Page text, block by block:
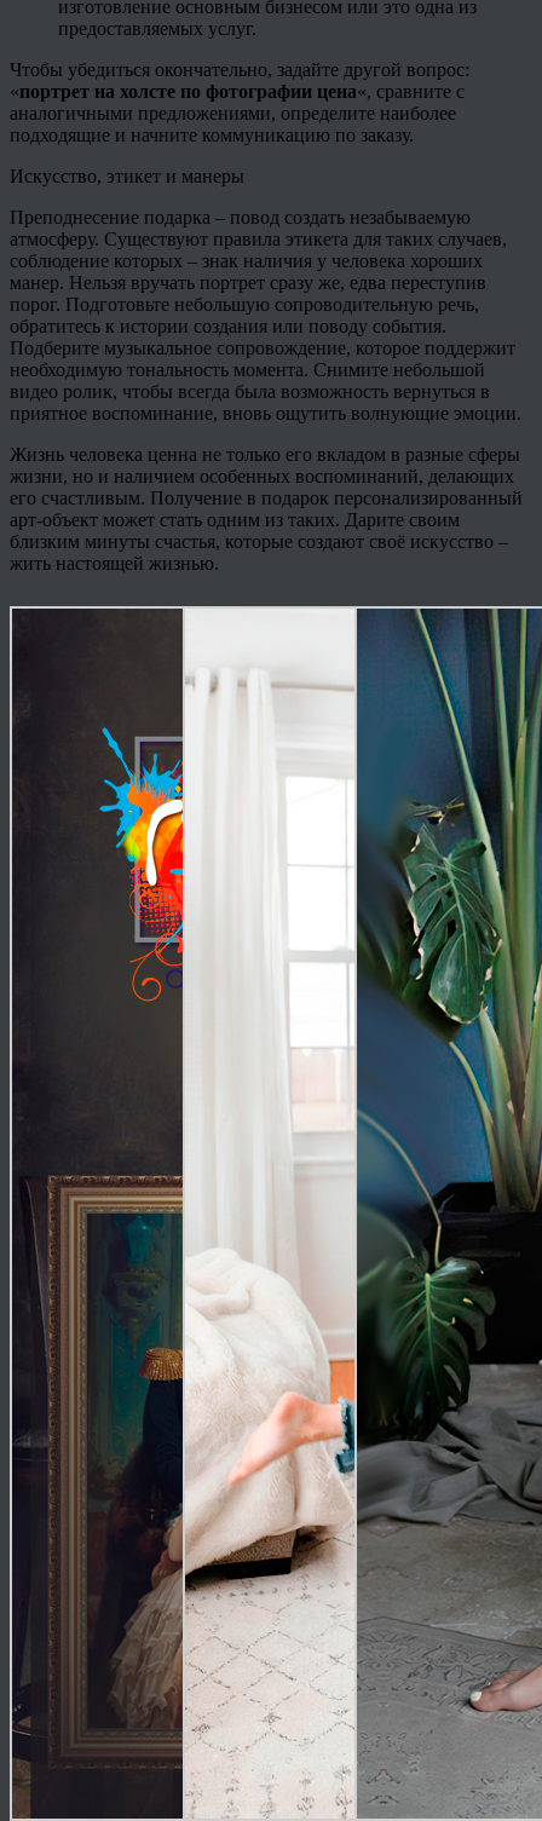
изготовление основным бизнесом или это одна из
предоставляемых услуг.
Чтобы убедиться окончательно, задайте другой вопрос:
«портрет на холсте по фотографии цена«, сравните с
аналогичными предложениями, определите наиболее
подходящие и начните коммуникацию по заказу.
Искусство, этикет и манеры
Преподнесение подарка – повод создать незабываемую
атмосферу. Существуют правила этикета для таких случаев,
соблюдение которых – знак наличия у человека хороших
манер. Нельзя вручать портрет сразу же, едва переступив
порог. Подготовьте небольшую сопроводительную речь,
обратитесь к истории создания или поводу события.
Подберите музыкальное сопровождение, которое поддержит
необходимую тональность момента. Снимите небольшой
видео ролик, чтобы всегда была возможность вернуться в
приятное воспоминание, вновь ощутить волнующие эмоции.
Жизнь человека ценна не только его вкладом в разные сферы
жизни, но и наличием особенных воспоминаний, делающих
его счастливым. Получение в подарок персонализированный
арт-объект может стать одним из таких. Дарите своим
близким минуты счастья, которые создают своё искусство –
жить настоящей жизнью.